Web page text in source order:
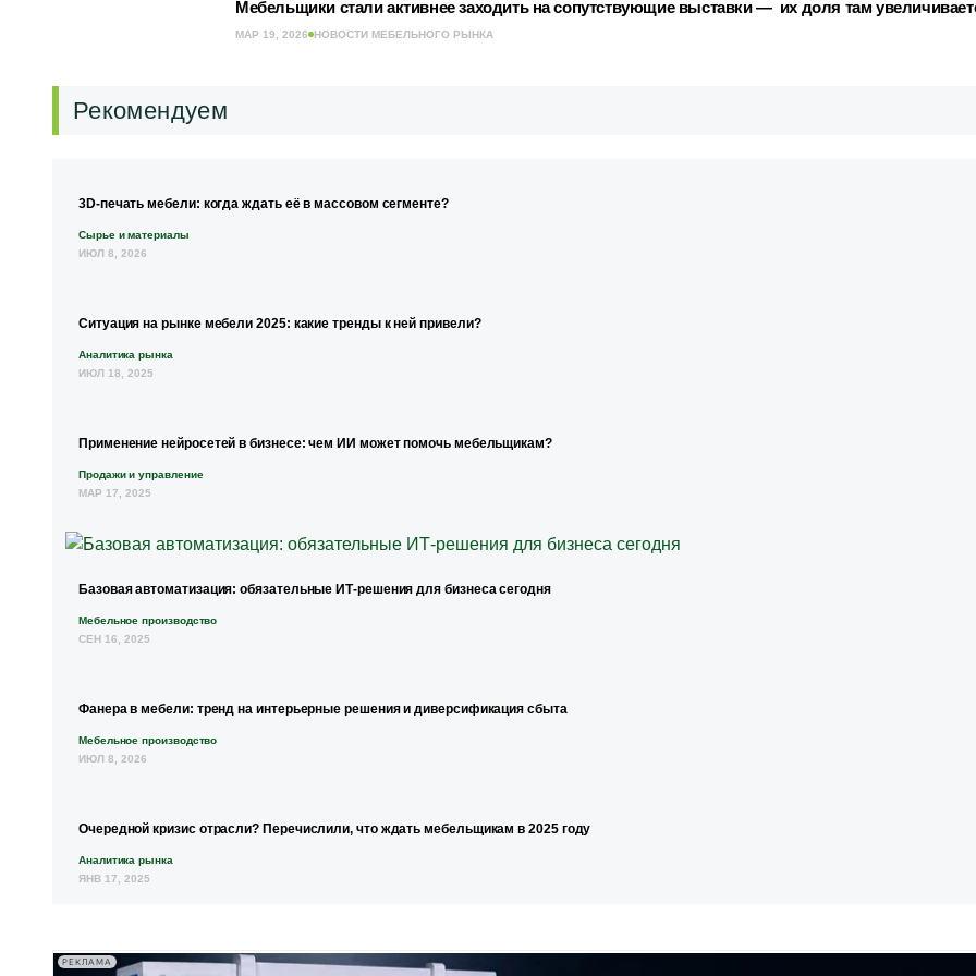
Мебельщики стали активнее заходить на сопутствующие выставки — их доля там
МАР 19, 2026 НОВОСТИ МЕБЕЛЬНОГО РЫНКА
Рекомендуем
3D-печать мебели: когда ждать её в массовом сегменте?
Сырье и материалы
ИЮЛ 8, 2026
Ситуация на рынке мебели 2025: какие тренды к ней привели?
Аналитика рынка
ИЮЛ 18, 2025
Применение нейросетей в бизнесе: чем ИИ может помочь мебельщикам?
Продажи и управление
МАР 17, 2025
Базовая автоматизация: обязательные ИТ-решения для бизнеса сегодня
Мебельное производство
СЕН 16, 2025
Фанера в мебели: тренд на интерьерные решения и диверсификация сбыта
Мебельное производство
ИЮЛ 8, 2026
Очередной кризис отрасли? Перечислили, что ждать мебельщикам в 2025 году
Аналитика рынка
ЯНВ 17, 2025
РЕКЛАМА